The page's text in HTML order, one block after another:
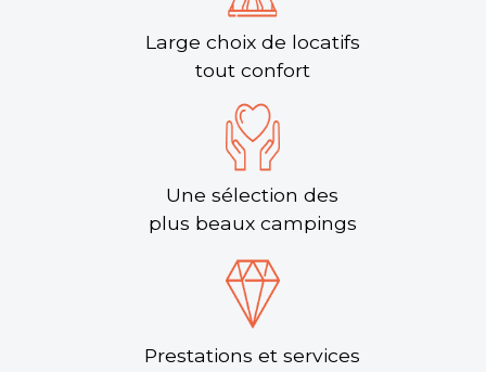
Camping le Neptune
Lanloup, Côtes d'Armor , Bretagne
★ 4.4/5 (323 avis)
Aucune information tarifaire disponible
Large choix de locatifs
tout confort
Une sélection des
plus beaux campings
Prestations et services